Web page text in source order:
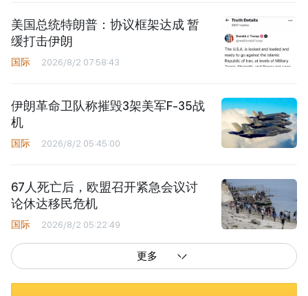
美国总统特朗普：协议框架达成 暂
缓打击伊朗
国际 2026/8/2 07:58:43
伊朗革命卫队称摧毁3架美军F-35战
机
国际 2026/8/2 05:45:00
67人死亡后，欧盟召开紧急会议讨
论休达移民危机
国际 2026/8/2 05:22:49
更多